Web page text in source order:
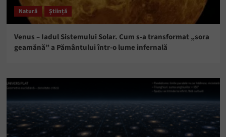
Natură Știință
Venus – Iadul Sistemului Solar. Cum s-a transformat „sora
geamănă” a Pământului într-o lume infernală